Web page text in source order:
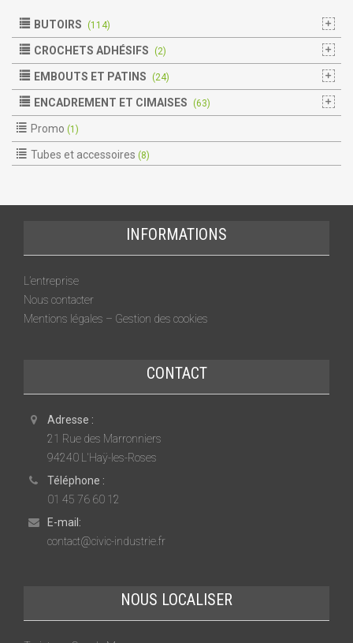
BUTOIRS (114)
CROCHETS ADHÉSIFS (2)
EMBOUTS ET PATINS (24)
ENCADREMENT ET CIMAISES (63)
Promo (1)
Tubes et accessoires (8)
INFORMATIONS
L’entreprise
Nous contacter
Mentions légales – Gestion des cookies
CONTACT
Adresse :
21 Rue des Marronniers
94240 L'Haÿ-les-Roses
Téléphone :
01 45 76 60 12
E-mail:
contact@civic-industrie.fr
NOUS LOCALISER